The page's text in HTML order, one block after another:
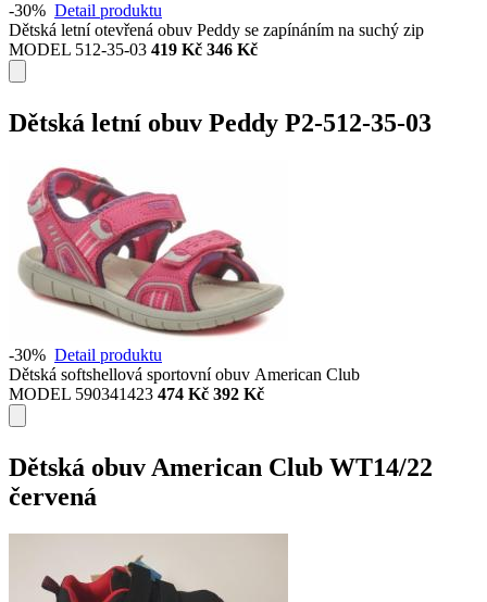
-30% Detail produktu
Dětská letní otevřená obuv Peddy se zapínáním na suchý zip
MODEL 512-35-03 419 Kč 346 Kč
Dětská letní obuv Peddy P2-512-35-03
-30% Detail produktu
Dětská softshellová sportovní obuv American Club
MODEL 590341423 474 Kč 392 Kč
Dětská obuv American Club WT14/22
červená